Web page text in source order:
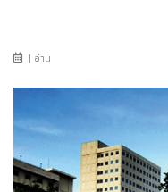
| อ่าน